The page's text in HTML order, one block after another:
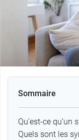
Sommaire
Qu’est-ce
Quels sont les